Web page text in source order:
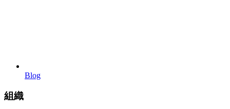
Blog
組織